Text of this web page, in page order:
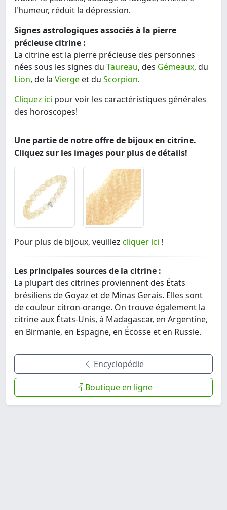
l'humeur, réduit la dépression.
Signes astrologiques associés à la pierre
précieuse citrine :
La citrine est la pierre précieuse des personnes
nées sous les signes du Taureau, des Gémeaux, du
Lion, de la Vierge et du Scorpion.
Cliquez ici pour voir les caractéristiques générales
des horoscopes!
Une partie de notre offre de bijoux en citrine.
Cliquez sur les images pour plus de détails!
Pour plus de bijoux, veuillez cliquer ici !
Les principales sources de la citrine :
La plupart des citrines proviennent des États
brésiliens de Goyaz et de Minas Gerais. Elles sont
de couleur citron-orange. On trouve également la
citrine aux États-Unis, à Madagascar, en Argentine,
en Birmanie, en Espagne, en Écosse et en Russie.
Encyclopédie
Boutique en ligne